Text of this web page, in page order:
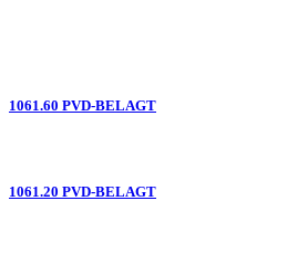
1061.60 PVD-BELAGT
1061.20 PVD-BELAGT